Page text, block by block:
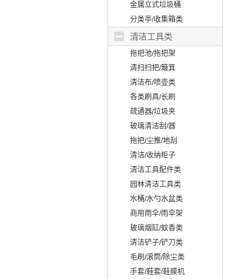
金属立式垃圾桶
分类亭/收集箱类
清洁工具类
拖把池/拖把架
清扫扫把/簸箕
清洁布/喷壶类
各类刷具/长刷
疏通器/垃圾夹
玻璃清洁刮/器
拖把/尘推/地刮
清洁/收纳柜子
清洁工具配件类
园林清洁工具类
水桶/水勺水盆类
商用雨伞/雨伞架
玻璃烟缸/蚊香类
清洁铲子/铲刀类
毛刷/滚筒/除尘类
手套/鞋套/鞋膜机